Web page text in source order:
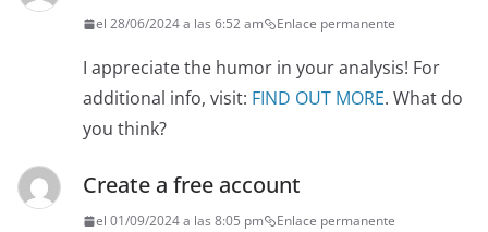
el 28/06/2024 a las 6:52 am Enlace permanente
I appreciate the humor in your analysis! For
additional info, visit: FIND OUT MORE. What do
you think?
Create a free account
el 01/09/2024 a las 8:05 pm Enlace permanente